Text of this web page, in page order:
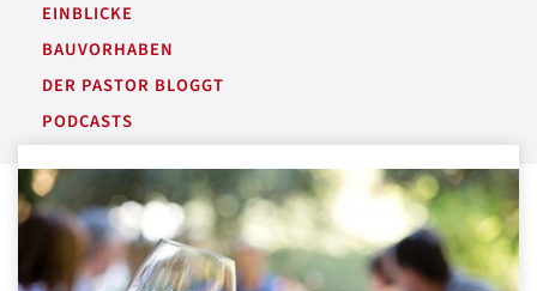
EINBLICKE
BAUVORHABEN
DER PASTOR BLOGGT
PODCASTS